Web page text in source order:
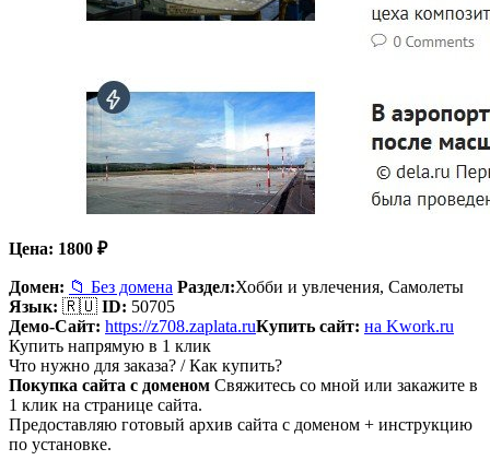
Цена: 1800 ₽
Домен: 📁 Без домена Раздел:Хобби и увлечения, Самолеты
Язык: 🇷🇺 ID: 50705
Демо-Сайт: https://z708.zaplata.ruКупить сайт: на Kwork.ru
Купить напрямую в 1 клик
Что нужно для заказа? / Как купить?
Покупка сайта с доменом Свяжитесь со мной или закажите в
1 клик на странице сайта.
Предоставляю готовый архив сайта с доменом + инструкцию
по установке.